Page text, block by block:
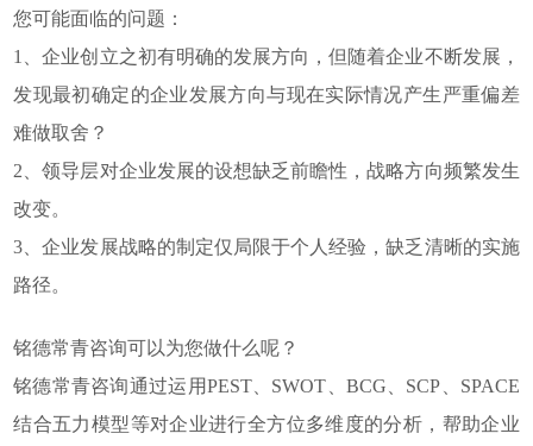
您可能面临的问题：
1、企业创立之初有明确的发展方向，但随着企业不断发展，
发现最初确定的企业发展方向与现在实际情况产生严重偏差
难做取舍？
2、领导层对企业发展的设想缺乏前瞻性，战略方向频繁发生
改变。
3、企业发展战略的制定仅局限于个人经验，缺乏清晰的实施
路径。
铭德常青咨询可以为您做什么呢？
铭德常青咨询通过运用PEST、SWOT、BCG、SCP、SPACE
结合五力模型等对企业进行全方位多维度的分析，帮助企业